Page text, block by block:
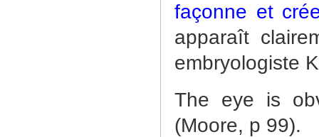
façonne et
apparaît
embryologiste
The eye is
(Moore, p 99).